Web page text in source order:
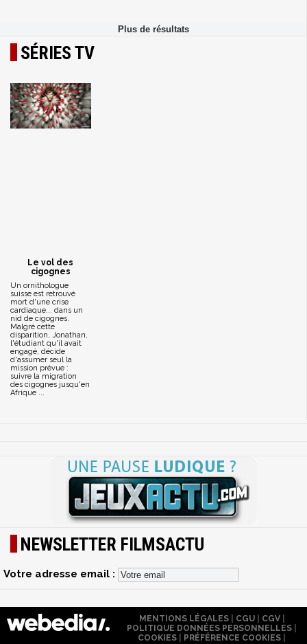
SÉRIES TV
Le vol des
cigognes
Un ornithologue
suisse est retrouvé
mort d'une crise
cardiaque... dans un
nid de cigognes.
Malgré cette
disparition, Jonathan,
l'étudiant qu'il avait
engagé, décide
d'assumer seul la
mission prévue :
suivre la migration
des cigognes jusqu'en
Afrique ...
NEWSLETTER FILMSACTU
Votre adresse email :
MENTIONS LÉGALES| CGU| CGV|
POLITIQUE DONNÉES PERSONNELLES
COOKIES
PRÉFÉRENCE COOKIES